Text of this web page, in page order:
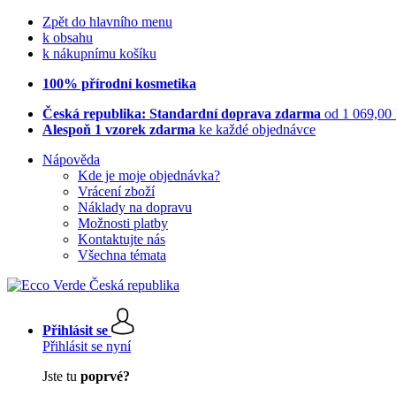
Zpět do hlavního menu
k obsahu
k nákupnímu košíku
100% přírodní kosmetika
Česká republika: Standardní doprava zdarma od 1 069,00
Alespoň 1 vzorek zdarma ke každé objednávce
Nápověda
Kde je moje objednávka?
Vrácení zboží
Náklady na dopravu
Možnosti platby
Kontaktujte nás
Všechna témata
Přihlásit se
Přihlásit se nyní
Jste tu poprvé?